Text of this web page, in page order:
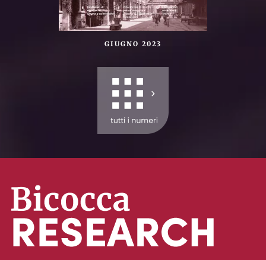
GIUGNO 2023